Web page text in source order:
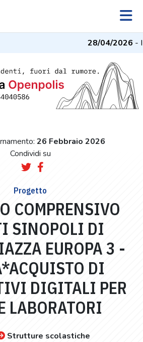
28/04/2026- I
26 Febbraio 2026
Condividi su
Progetto
COMPRENSIVO
SINOPOLI DI
EUROPA 3 -
DI
DIGITALI PER
LABORATORI
Strutture scolastiche